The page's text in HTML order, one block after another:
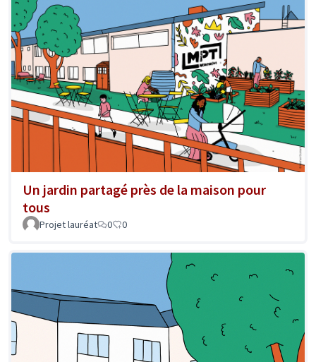
Un jardin partagé près de la maison pour
tous
Projet lauréat 0 0